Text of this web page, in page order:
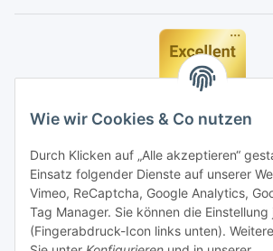
Wie wir Cookies & Co nutzen
Durch Klicken auf „Alle akzeptieren“
Einsatz folgender Dienste auf unserer
Vimeo, ReCaptcha, Google Analytics,
Tag Manager. Sie können die
(Fingerabdruck-Icon links unten).